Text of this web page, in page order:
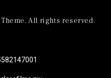
All rights reserved.